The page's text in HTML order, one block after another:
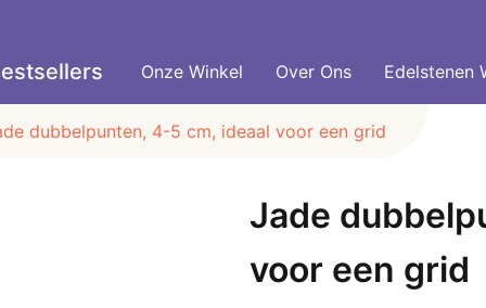
Onze Winkel Over Ons Edelstenen
dubbelpunten, 4-5 cm, ideaal voor een grid
Jade
voor een grid